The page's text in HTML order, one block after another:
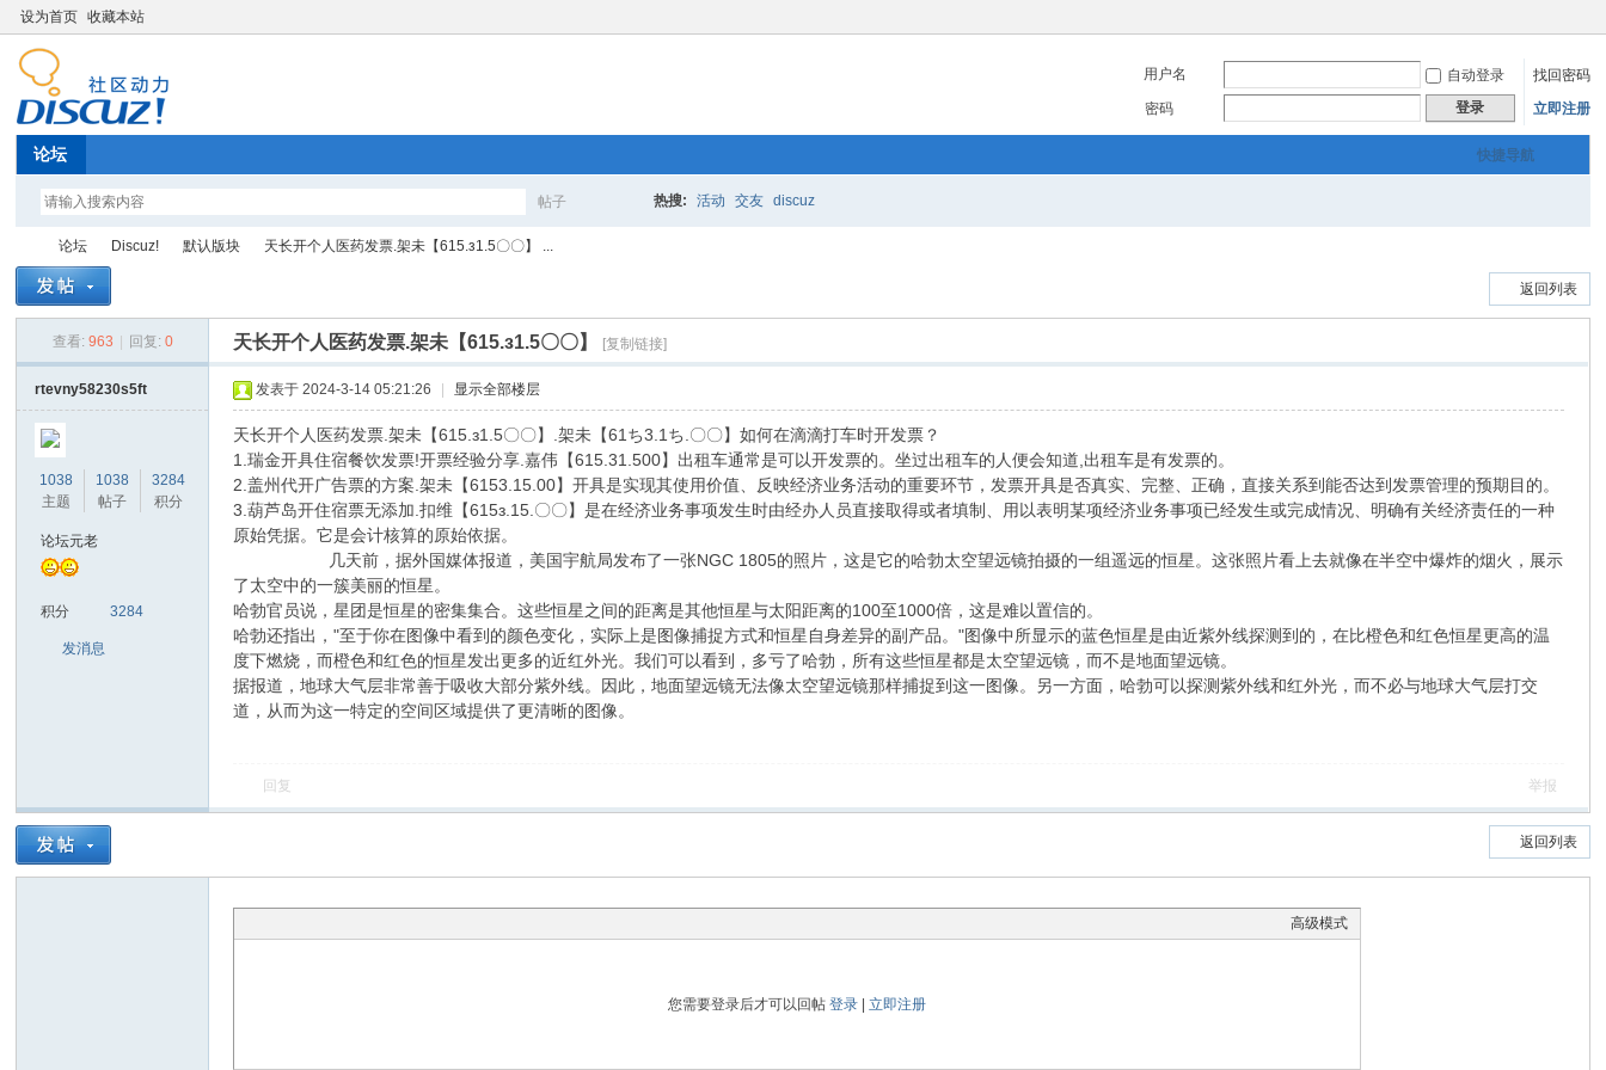
设为首页 收藏本站
用户名 自动登录
找回密码
密码
登录 立即注册
快捷导航
论坛
帖子
索
热搜: 活动 交友 discuz
uz!
论坛
›
Discuz!
›
默认版块
›
天长开个人医药发票.架未【615.з1.5〇〇】 ...
返回列表
查看: 963 回复: 0 天长开个人医药发票.架未【615.з1.5〇〇】 [复制链接]
rtevny58230s5ft
1038
主题
1038
帖子
3284
积分
论坛元老
积分 3284
发消息
发表于 2024-3-14 05:21:26 显示全部楼层
天长开个人医药发票.架未【615.з1.5〇〇】.架未【61ち3.1ち.〇〇】如何在滴滴打车时开发票？
1.瑞金开具住宿餐饮发票!开票经验分享.嘉伟【615.31.500】出租车通常是可以开发票的。坐过出租车的人便会知道,出租车是有发票的。
2.盖州代开广告票的方案.架未【6153.15.00】开具是实现其使用价值、反映经济业务活动的重要环节，发票开具是否真实、完整、正确，直接关系到能否达到发票管理的预期目的。
3.葫芦岛开住宿票无添加.扣维【615з.15.〇〇】是在经济业务事项发生时由经办人员直接取得或者填制、用以表明某项经济业务事项已经发生或完成情况、明确有关经济责任的一种
原始凭据。它是会计核算的原始依据。
几天前，据外国媒体报道，美国宇航局发布了一张NGC 1805的照片，这是它的哈勃太空望远镜拍摄的一组遥远的恒星。这张照片看上去就像在半空中爆炸的烟火，展示
了太空中的一簇美丽的恒星。
哈勃官员说，星团是恒星的密集集合。这些恒星之间的距离是其他恒星与太阳距离的100至1000倍，这是难以置信的。
哈勃还指出，"至于你在图像中看到的颜色变化，实际上是图像捕捉方式和恒星自身差异的副产品。"图像中所显示的蓝色恒星是由近紫外线探测到的，在比橙色和红色恒星更高的温
度下燃烧，而橙色和红色的恒星发出更多的近红外光。我们可以看到，多亏了哈勃，所有这些恒星都是太空望远镜，而不是地面望远镜。
据报道，地球大气层非常善于吸收大部分紫外线。因此，地面望远镜无法像太空望远镜那样捕捉到这一图像。另一方面，哈勃可以探测紫外线和红外光，而不必与地球大气层打交
道，从而为这一特定的空间区域提供了更清晰的图像。
回复 举报
返回列表
高级模式
您需要登录后才可以回帖登录 |立即注册